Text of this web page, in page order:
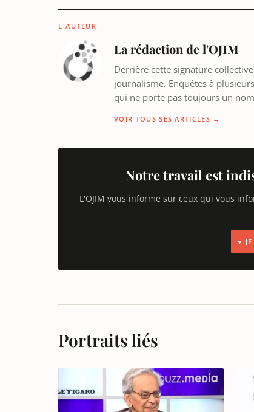
L'AUTEUR
La rédaction de l'OJIM
Derrière cette signature
journalisme. Enquêtes à
qui ne porte pas toujours un
VOIR TOUS SES ARTICLES →
Notre travail est
L'OJIM vous informe sur ceux qui vous
♥
Portraits liés